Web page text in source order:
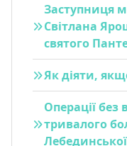
Заступниця
Світлана
святого
Як діяти,
Операції без
тривалого
Лебединської